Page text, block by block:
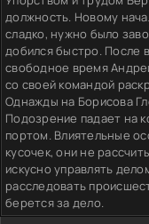
должность. Новому
сладко, нужно было
добился быстро. После
свободное время
со своей командой
Однажды на Борисова
Подозрение падает на
портом. Влиятельные
кусочек, они не
искусно управлять
расследовать
берется за дело.